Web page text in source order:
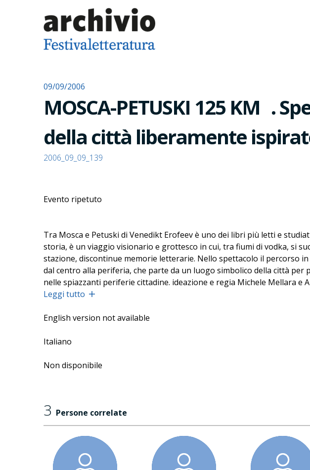
09/09/2006
MOSCA-PETUSKI 125 KM .
della città liberamente
2006_09_09_139
Evento ripetuto
Tra Mosca e Petuski di Venedikt Erofeev è uno dei libri più letti e
storia, è un viaggio visionario e grottesco in cui, tra fiumi di vodka, si
stazione, discontinue memorie letterarie. Nello spettacolo il percorso
dal centro alla periferia, che parte da un luogo simbolico della città
nelle spiazzanti periferie cittadine. ideazione e regia Michele Mellara e
adattamento: Ermanno Cavazzoni; sonorizzazioni: Nicola Bagnoli, in
Durata del percorso un'ora circa. Al termine dello spettacolo, il pullman
Leggi tutto
English version not available
Italiano
Non disponibile
3 Persone correlate